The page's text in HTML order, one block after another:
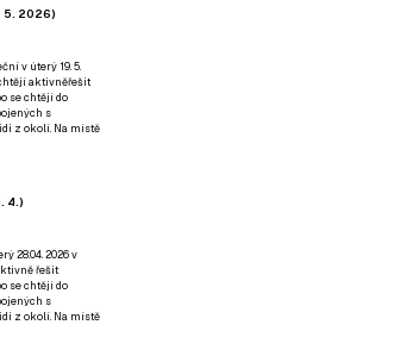
5. 2026)
v úterý 19. 5.
aktivněřešit
se chtějí do
s
z okolí. Na místě
4.)
28.04. 2026 v
řešit
se chtějí do
s
z okolí. Na místě